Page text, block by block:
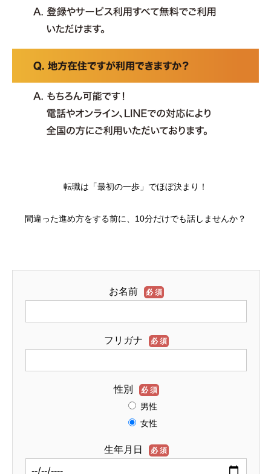
転職は「最初の一歩」でほぼ決まり！
間違った進め方をする前に、10分だけでも話しませんか？
お名前 必須
フリガナ 必須
性別 必須
男性
女性
生年月日 必須